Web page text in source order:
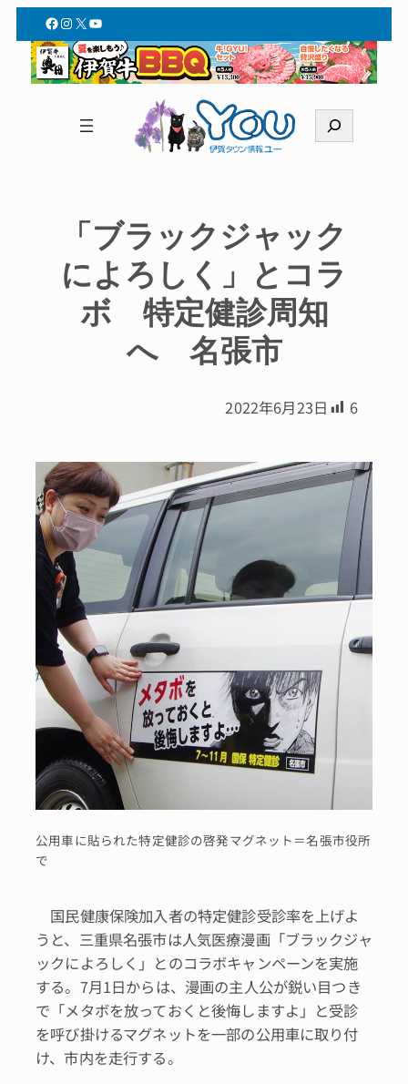
Facebook
Instagram
X YouTube
索
「ブラックジャック
によろしく」とコラ
ボ 特定健診周知
へ 名張市
2022年6月23日 6
公用車に貼られた特定健診の啓発マグネット＝名張市役所
で
国民健康保険加入者の特定健診受診率を上げよ
うと、三重県名張市は人気医療漫画「ブラックジャ
ックによろしく」とのコラボキャンペーンを実施
する。7月1日からは、漫画の主人公が鋭い目つき
で「メタボを放っておくと後悔しますよ」と受診
を呼び掛けるマグネットを一部の公用車に取り付
け、市内を走行する。